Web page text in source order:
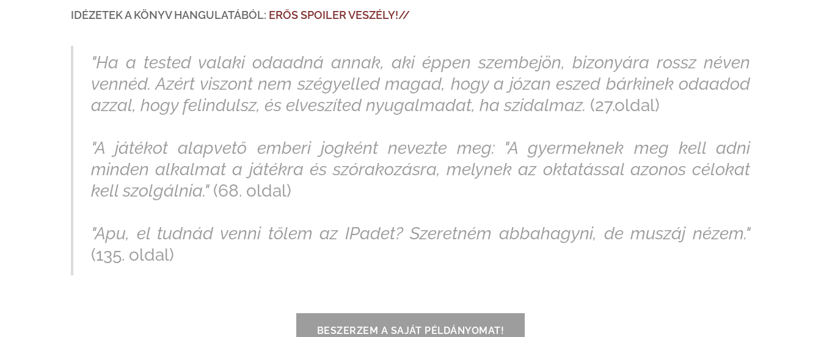
IDÉZETEK A KÖNYV HANGULATÁBÓL: ERŐS SPOILER VESZÉLY!//
"Ha a tested valaki odaadná annak, aki éppen szembejön, bizonyára rossz néven
vennéd. Azért viszont nem szégyelled magad, hogy a józan eszed bárkinek odaadod
azzal, hogy felindulsz, és elveszíted nyugalmadat, ha szidalmaz. (27.oldal)
"A játékot alapvető emberi jogként nevezte meg: "A gyermeknek meg kell adni
minden alkalmat a játékra és szórakozásra, melynek az oktatással azonos célokat
kell szolgálnia."(68. oldal)
"Apu, el tudnád venni tőlem az IPadet? Szeretném abbahagyni, de muszáj nézem."
(135. oldal)
BESZERZEM A SAJÁT PÉLDÁNYOMAT!